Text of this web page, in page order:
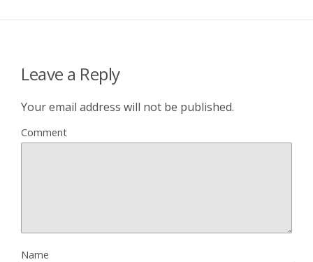
Leave a Reply
Your email address will not be published.
Comment
Name